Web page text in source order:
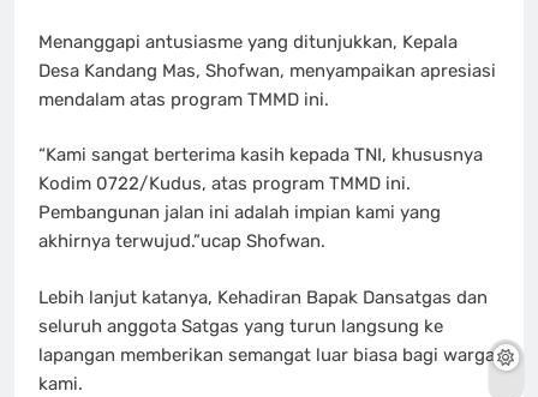
Menanggapi antusiasme yang ditunjukkan, Kepala
Desa Kandang Mas, Shofwan, menyampaikan apresiasi
mendalam atas program TMMD ini.
“Kami sangat berterima kasih kepada TNI, khususnya
Kodim 0722/Kudus, atas program TMMD ini.
Pembangunan jalan ini adalah impian kami yang
akhirnya terwujud.”ucap Shofwan.
Lebih lanjut katanya, Kehadiran Bapak Dansatgas dan
seluruh anggota Satgas yang turun langsung ke
lapangan memberikan semangat luar biasa bagi warga
kami.